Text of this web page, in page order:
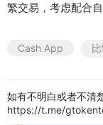
繁交易，考虑配合
Cash App
如有不明白或者不清
https://t.me/